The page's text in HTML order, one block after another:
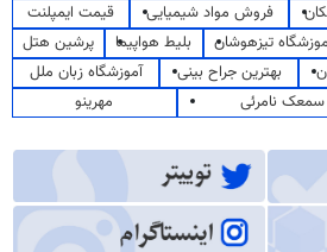
فروش مواد شیمیایی
قیمت ایمپلنت
تیزهوشان بلیط هواپیما
پرشین هتل
بهترین جراح بینی
آموزشگاه زبان ملل
نامرئی
مهرینو